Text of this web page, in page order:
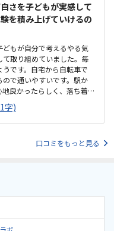
さを子どもが実感して
を積み上げていけるの
もが自分で考えるやる気
取り組めていました。毎
です。自宅から自転車で
で通いやすいです。駅か
良かったらしく、落ち着
い事に対して少し高価で
較しても同じくらいの料
その後自分で改良もできる
字)
口コミをもっと見る